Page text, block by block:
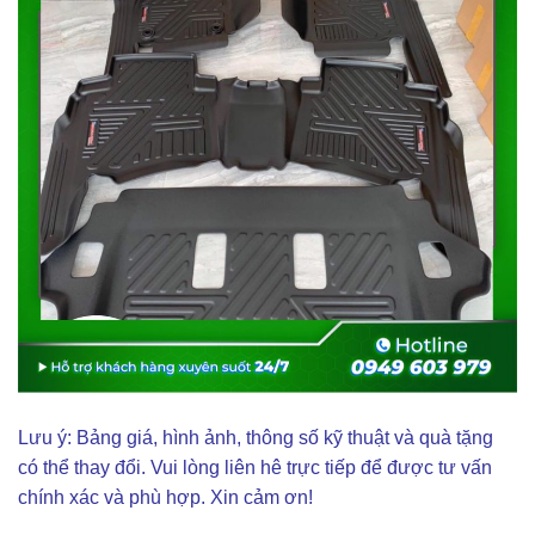
Lưu ý: Bảng giá, hình ảnh, thông số kỹ thuật và quà tặng
có thể thay đổi. Vui lòng liên hê trực tiếp để được tư vấn
chính xác và phù hợp. Xin cảm ơn!